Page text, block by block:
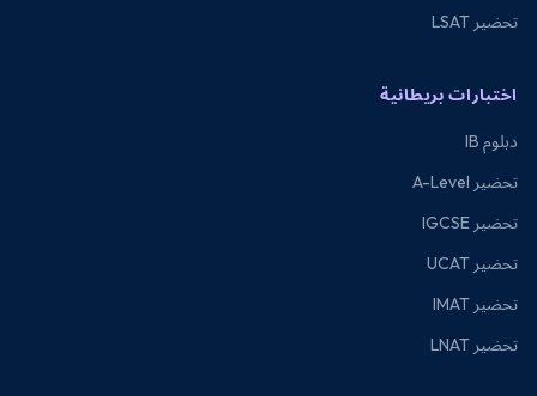
تحضير LSAT
اختبارات بريطانية
دبلوم IB
تحضير A-Level
تحضير IGCSE
تحضير UCAT
تحضير IMAT
تحضير LNAT